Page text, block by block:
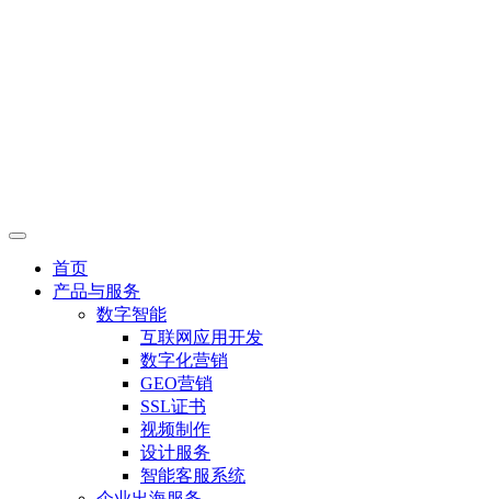
首页
产品与服务
数字智能
互联网应用开发
数字化营销
GEO营销
SSL证书
视频制作
设计服务
智能客服系统